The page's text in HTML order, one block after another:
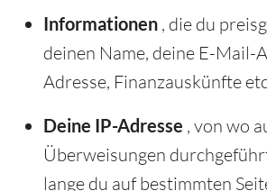
Informationen , die du
deinen Name, deine E-Mail-
Adresse, Finanzauskünfte
Deine IP-Adresse , von wo
Überweisungen
lange du auf bestimmten